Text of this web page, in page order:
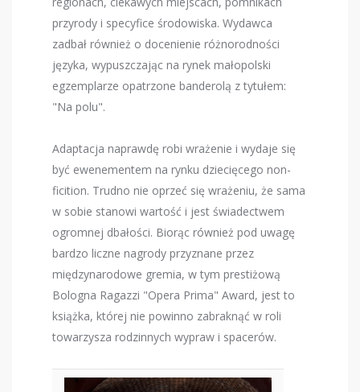
przyrody i specyfice środowiska. Wydawca
zadbał również o docenienie różnorodności
języka, wypuszczając na rynek małopolski
egzemplarze opatrzone banderolą z tytułem:
"Na polu".
Adaptacja naprawdę robi wrażenie i wydaje się
być ewenementem na rynku dziecięcego non-
ficition. Trudno nie oprzeć się wrażeniu, że sama
w sobie stanowi wartość i jest świadectwem
ogromnej dbałości. Biorąc również pod uwagę
bardzo liczne nagrody przyznane przez
międzynarodowe gremia, w tym prestiżową
Bologna Ragazzi "Opera Prima" Award, jest to
książka, której nie powinno zabraknąć w roli
towarzysza rodzinnych wypraw i spacerów.